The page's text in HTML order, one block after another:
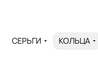
СЕРЬГИ КОЛЬЦА